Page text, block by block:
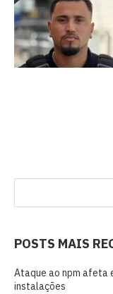
POSTS MAIS
Ataque ao npm afeta
instalações